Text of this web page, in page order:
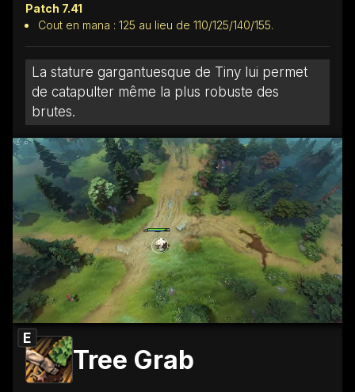
Patch 7.41
Cout en mana : 125 au lieu de 110/125/140/155.
La stature gargantuesque de Tiny lui permet
de catapulter même la plus robuste des
brutes.
E
Tree Grab